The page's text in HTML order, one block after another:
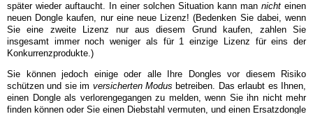
später wieder auftaucht. In einer solchen Situation kann man nicht einen
neuen Dongle kaufen, nur eine neue Lizenz! (Bedenken Sie dabei, wenn
Sie eine zweite Lizenz nur aus diesem Grund kaufen, zahlen Sie
insgesamt immer noch weniger als für 1 einzige Lizenz für eins der
Konkurrenzprodukte.)
Sie können jedoch einige oder alle Ihre Dongles vor diesem Risiko
schützen und sie im versicherten Modus betreiben. Das erlaubt es Ihnen,
einen Dongle als verlorengegangen zu melden, wenn Sie ihn nicht mehr
finden können oder Sie einen Diebstahl vermuten, und einen Ersatzdongle